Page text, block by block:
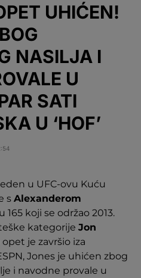
UHIĆEN!
NASILJA I
U
SATI
U ‘HOF’
u UFC-ovu Kuću
s Alexanderom
165 koji se održao 2013.
kategorije Jon
opet je završio iza
Jones je uhićen zbog
i navodne provale u